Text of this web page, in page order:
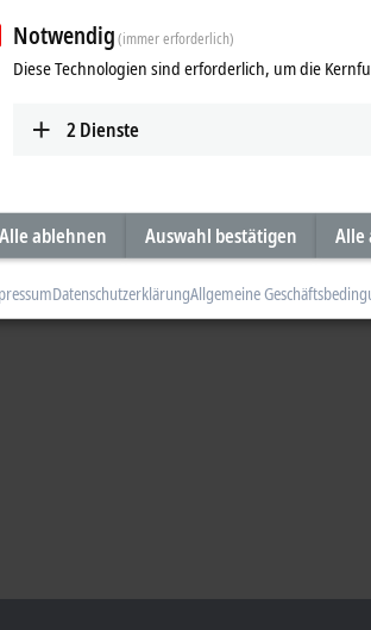
Notwendig(immer erforderlich)
Diese Technologien sind erforderlich, um die
2 Dienste
Alle ablehnen Auswahl bestätigen Alle
DatenschutzerklärungAllgemeine